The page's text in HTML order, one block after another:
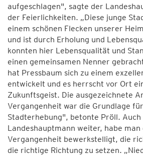
aufgeschlagen", sagte der
der Feierlichkeiten. „Diese junge
einem schönen Flecken unserer
und ist durch Erholung und
konnten hier Lebensqualität und
einen gemeinsamen Nenner
hat Pressbaum sich zu einem
entwickelt und es herrscht vor Ort
Zukunftsgeist. Die ausgezeichnete
Vergangenheit war die Grundlage
Stadterhebung", betonte Pröll. Auch
Landeshauptmann weiter, habe man
Vergangenheit bewerkstelligt, die
die richtige Richtung zu setzen.